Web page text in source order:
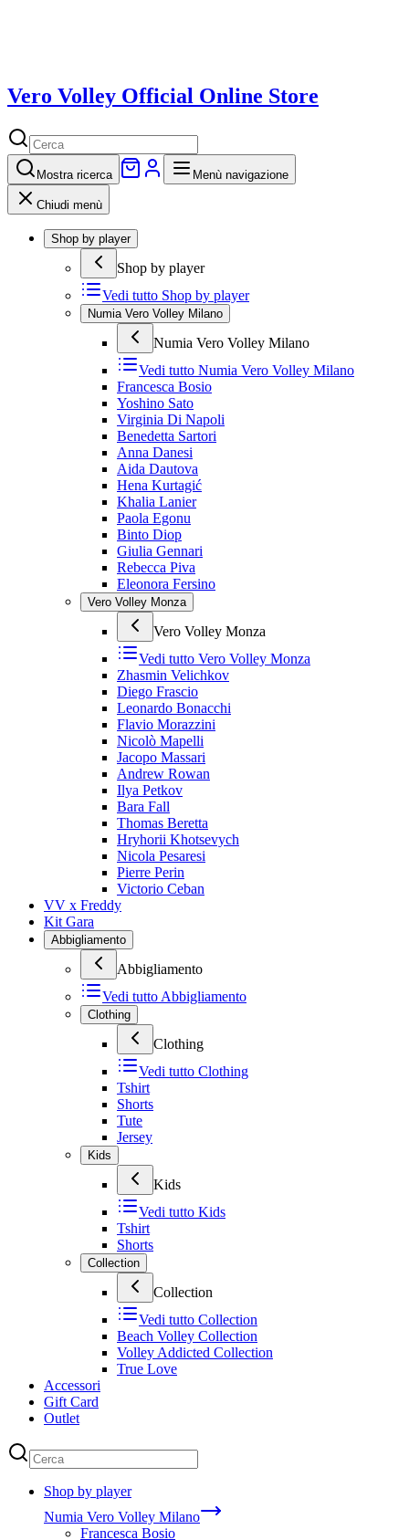
Vero Volley Official Online Store
Mostra ricerca Menù navigazione
Chiudi menù
Shop by player
Shop by player
Vedi tutto Shop by player
Numia Vero Volley Milano
Numia Vero Volley Milano
Vedi tutto Numia Vero Volley Milano
Francesca Bosio
Yoshino Sato
Virginia Di Napoli
Benedetta Sartori
Anna Danesi
Aida Dautova
Hena Kurtagić
Khalia Lanier
Paola Egonu
Binto Diop
Giulia Gennari
Rebecca Piva
Eleonora Fersino
Vero Volley Monza
Vero Volley Monza
Vedi tutto Vero Volley Monza
Zhasmin Velichkov
Diego Frascio
Leonardo Bonacchi
Flavio Morazzini
Nicolò Mapelli
Jacopo Massari
Andrew Rowan
Ilya Petkov
Bara Fall
Thomas Beretta
Hryhorii Khotsevych
Nicola Pesaresi
Pierre Perin
Victorio Ceban
VV x Freddy
Kit Gara
Abbigliamento
Abbigliamento
Vedi tutto Abbigliamento
Clothing
Clothing
Vedi tutto Clothing
Tshirt
Shorts
Tute
Jersey
Kids
Kids
Vedi tutto Kids
Tshirt
Shorts
Collection
Collection
Vedi tutto Collection
Beach Volley Collection
Volley Addicted Collection
True Love
Accessori
Gift Card
Outlet
Shop by player
Numia Vero Volley Milano
Francesca Bosio